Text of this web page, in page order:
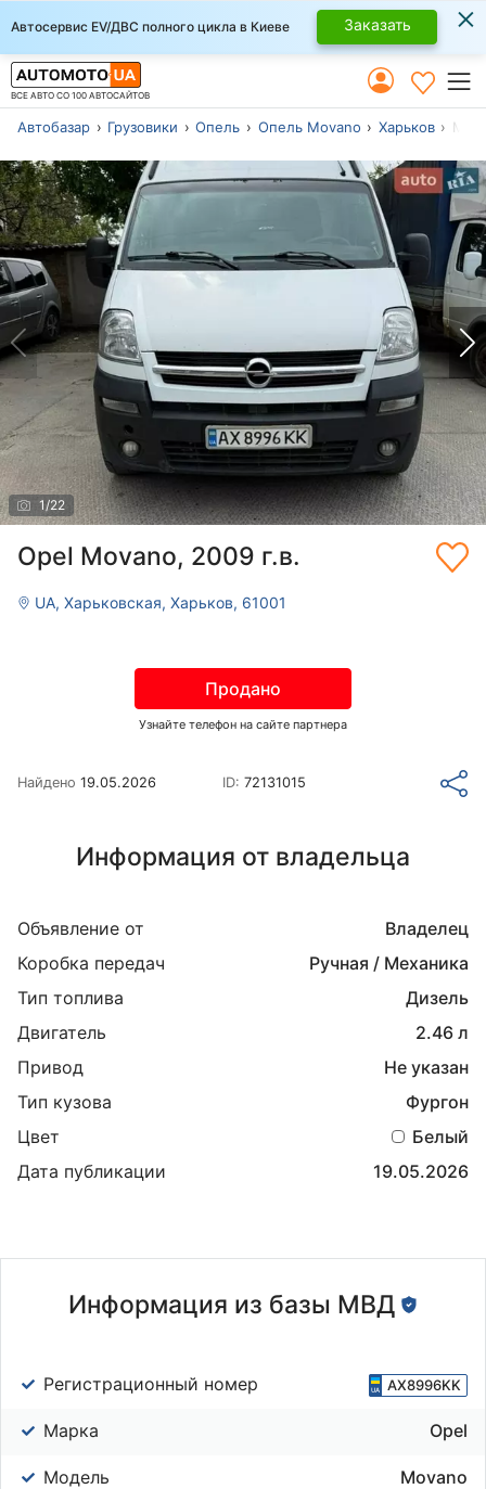
Автосервис EV/ДВС полного цикла в Киеве Заказать ×
ВСЕ АВТО СО 100 АВТОСАЙТОВ
Автобазар Грузовики Опель Опель Movano Харьков
1 /22
Opel Movano, 2009 г.в.
UA, Харьковская, Харьков, 61001
Продано
Узнайте телефон на сайте партнера
Найдено 19.05.2026 ID:72131015
Информация от владельца
Объявление от
Владелец
Коробка передач
Ручная / Механика
Тип топлива
Дизель
Двигатель
2.46 л
Привод
Не указан
Тип кузова
Фургон
Цвет
Белый
Дата публикации
19.05.2026
Информация из базы МВД
Регистрационный номер AX8996KK
Марка Opel
Модель Movano